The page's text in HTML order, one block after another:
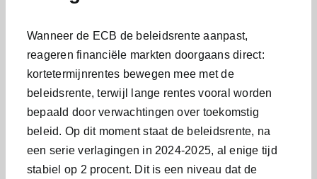
Wanneer de ECB de beleidsrente aanpast,
reageren financiële markten doorgaans direct:
kortetermijnrentes bewegen mee met de
beleidsrente, terwijl lange rentes vooral worden
bepaald door verwachtingen over toekomstig
beleid. Op dit moment staat de beleidsrente, na
een serie verlagingen in 2024-2025, al enige tijd
stabiel op 2 procent. Dit is een niveau dat de